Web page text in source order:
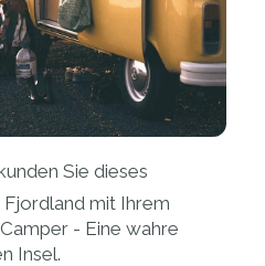
Sie dieses
mit Ihrem
- Eine wahre
Insel.